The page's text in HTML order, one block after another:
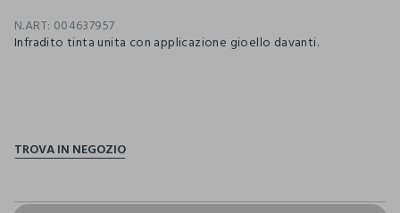
N.ART: 004637957
Infradito tinta unita con applicazione gioello davanti.